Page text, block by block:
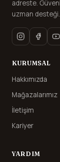
adreste.
uzman desteği.
KURUMSAL
Hakkımızda
Mağazalarımız
İletişim
Kariyer
YARDIM